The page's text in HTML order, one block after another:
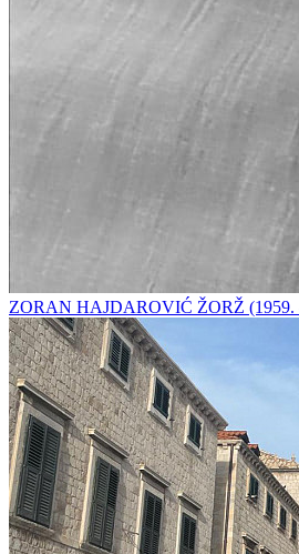
ZORAN HAJDAROVIĆ ŽORŽ (1959.